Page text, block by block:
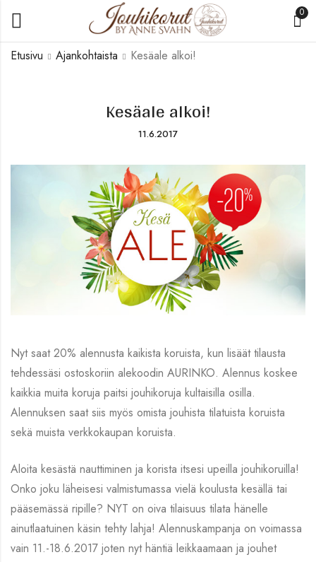
0
Etusivu Ajankohtaista Kesäale alkoi!
Kesäale alkoi!
11.6.2017
Nyt saat 20% alennusta kaikista koruista, kun lisäät tilausta
tehdessäsi ostoskoriin alekoodin AURINKO. Alennus koskee
kaikkia muita koruja paitsi jouhikoruja kultaisilla osilla.
Alennuksen saat siis myös omista jouhista tilatuista koruista
sekä muista verkkokaupan koruista.
Aloita kesästä nauttiminen ja korista itsesi upeilla jouhikoruilla!
Onko joku läheisesi valmistumassa vielä koulusta kesällä tai
pääsemässä ripille? NYT on oiva tilaisuus tilata hänelle
ainutlaatuinen käsin tehty lahja! Alennuskampanja on voimassa
vain 11.-18.6.2017 joten nyt häntiä leikkaamaan ja jouhet